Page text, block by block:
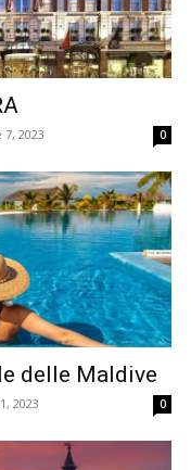
2023 0
delle Maldive
2023 0